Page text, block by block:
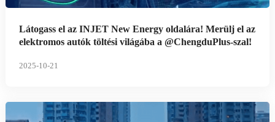
Látogass el az INJET New Energy oldalára! Merülj el az
elektromos autók töltési világába a @ChengduPlus-szal!
2025-10-21